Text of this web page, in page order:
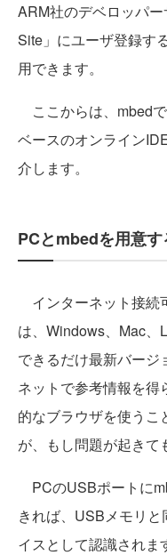
ARM社のデベロッパ
Site」にユーザ登録す
用できます。
ここからは、mbed
ベースのオンライン
介します。
PCとmbedを用意す
インターネット接続
は、Windows、Mac、
できるだけ最新バージ
ネットで参考情報を
的なブラウザを使うこ
が、もし問題が起きて
PCのUSBポートに
きれば、USBメモリ
イスとして認識されま